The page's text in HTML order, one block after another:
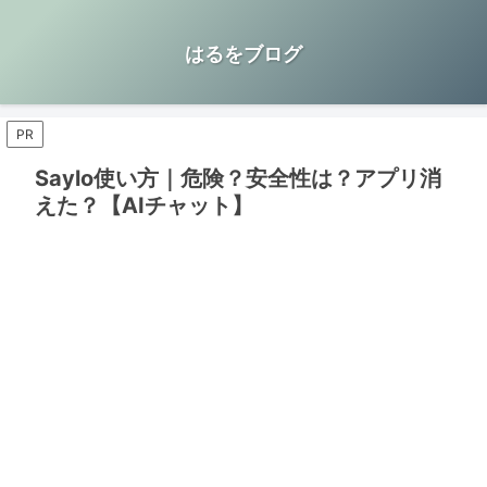
はるをブログ
PR
Saylo使い方｜危険？安全性は？アプリ消
えた？【AIチャット】